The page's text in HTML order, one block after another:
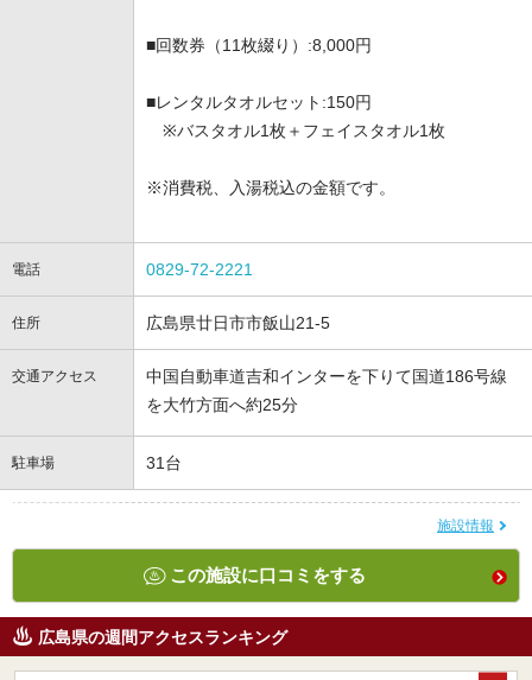
■回数券（11枚綴り）:8,000円
■レンタルタオルセット:150円
※バスタオル1枚＋フェイスタオル1枚
※消費税、入湯税込の金額です。
電話 0829-72-2221
住所 広島県廿日市市飯山21-5
交通アクセス
中国自動車道吉和インターを下りて国道186号線
を大竹方面へ約25分
駐車場 31台
施設情報
この施設に口コミをする
広島県の週間アクセスランキング